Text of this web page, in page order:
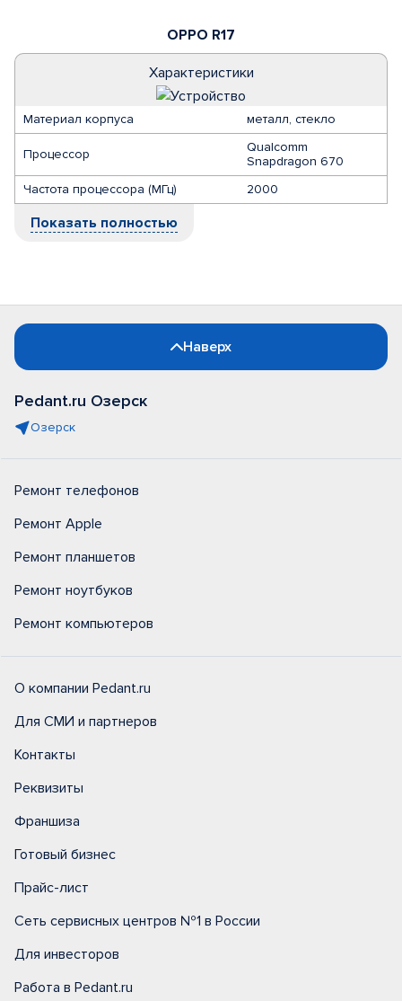
OPPO R17
Характеристики
Материал корпуса металл, стекло
Процессор
Qualcomm
Snapdragon 670
Частота процессора (МГц)
2000
Показать полностью
Наверх
Pedant.ru Озерск
Озерск
Ремонт телефонов
Ремонт Apple
Ремонт планшетов
Ремонт ноутбуков
Ремонт компьютеров
О компании Pedant.ru
Для СМИ и партнеров
Контакты
Реквизиты
Франшиза
Готовый бизнес
Прайс-лист
Сеть сервисных центров №1 в России
Для инвесторов
Работа в Pedant.ru